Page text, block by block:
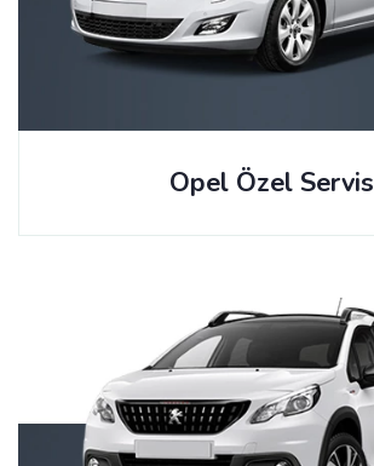
Opel Özel Servis